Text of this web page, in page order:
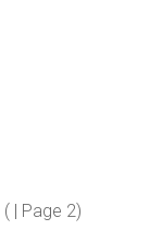
( | Page 2)